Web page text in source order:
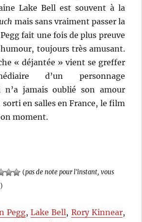
Lake Bell est souvent à la
mais sans vraiment passer la
fait une fois de plus preuve
toujours très amusant.
« déjantée » vient se greffer
d’un personnage
n’a jamais oublié son amour
sorti en salles en France, le film
moment.
(pas de note pour l'instant, vous
)
Pegg,Lake Bell, Rory Kinnear,